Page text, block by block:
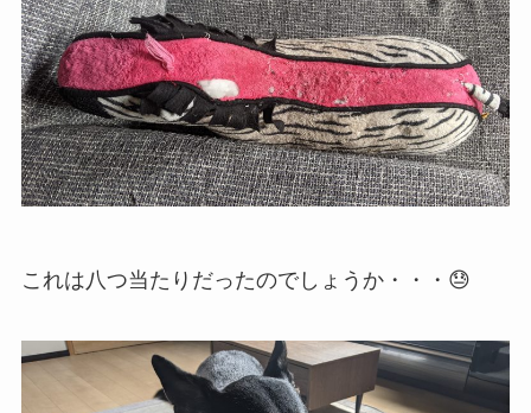
これは八つ当たりだったのでしょうか・・・😓